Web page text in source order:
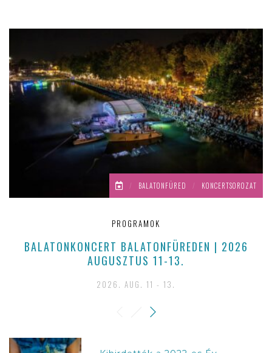
/ BALATONFÜRED / KONCERTSOROZAT
PROGRAMOK
BALATONKONCERT BALATONFÜREDEN | 2026
AUGUSZTUS 11-13.
2026. AUG. 11 - 13.